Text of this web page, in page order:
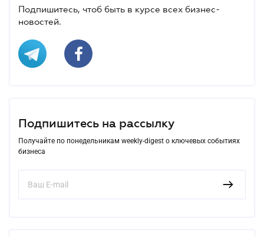
Подпишитесь, чтоб быть в курсе всех бизнес-
новостей.
Подпишитесь на рассылку
Получайте по понедельникам weekly-digest о ключевых событиях
бизнеса